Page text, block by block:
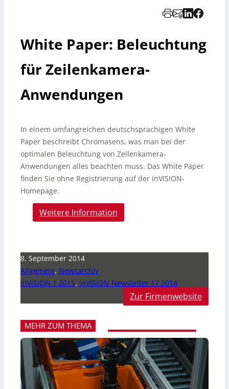
White Paper: Beleuchtung
für Zeilenkamera-
Anwendungen
In einem umfangreichen deutschsprachigen White
Paper beschreibt Chromasens, was man bei der
optimalen Beleuchtung von Zeilenkamera-
Anwendungen alles beachten muss. Das White Paper
finden Sie ohne Registrierung auf der inVISION-
Homepage.
Weitere Information
8. September 2014
Allgemein, Newsarchiv
inVISION 1 2015, inVISION Newsletter 17 2014
Zur Firmenwebsite
MEHR ZUM THEMA